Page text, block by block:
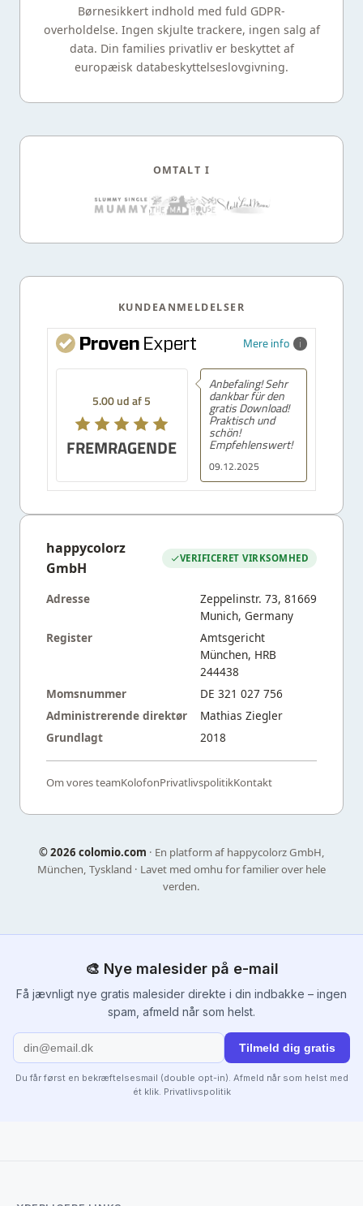
Børnesikkert indhold med fuld GDPR-
overholdelse. Ingen skjulte trackere, ingen salg af
data. Din families privatliv er beskyttet af
europæisk databeskyttelseslovgivning.
OMTALT I
KUNDEANMELDELSER
Mere info
5.00 ud af 5
FREMRAGENDE
09.12.2025
Anbefaling! Sehr
dankbar für den
gratis Download!
Praktisch und
schön!
Empfehlenswert!
happycolorz
GmbH
VERIFICERET VIRKSOMHED
Adresse
Zeppelinstr. 73, 81669
Munich, Germany
Register
Amtsgericht
München, HRB
244438
Momsnummer
DE 321 027 756
Administrerende direktør
Mathias Ziegler
Grundlagt
2018
Om vores teamKolofonPrivatlivspolitikKontakt
©2026 colomio.com · En platform af happycolorz GmbH,
München, Tyskland · Lavet med omhu for familier over hele
verden.
🎨 Nye malesider på e-mail
Få jævnligt nye gratis malesider direkte i din indbakke – ingen
spam, afmeld når som helst.
Tilmeld dig gratis
Du får først en bekræftelsesmail (double opt-in). Afmeld når som helst med
ét klik. Privatlivspolitik